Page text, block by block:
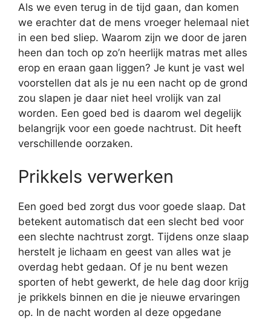
Als we even terug in de tijd gaan, dan komen
we erachter dat de mens vroeger helemaal niet
in een bed sliep. Waarom zijn we door de jaren
heen dan toch op zo’n heerlijk matras met alles
erop en eraan gaan liggen? Je kunt je vast wel
voorstellen dat als je nu een nacht op de grond
zou slapen je daar niet heel vrolijk van zal
worden. Een goed bed is daarom wel degelijk
belangrijk voor een goede nachtrust. Dit heeft
verschillende oorzaken.
Prikkels verwerken
Een goed bed zorgt dus voor goede slaap. Dat
betekent automatisch dat een slecht bed voor
een slechte nachtrust zorgt. Tijdens onze slaap
herstelt je lichaam en geest van alles wat je
overdag hebt gedaan. Of je nu bent wezen
sporten of hebt gewerkt, de hele dag door krijg
je prikkels binnen en die je nieuwe ervaringen
op. In de nacht worden al deze opgedane